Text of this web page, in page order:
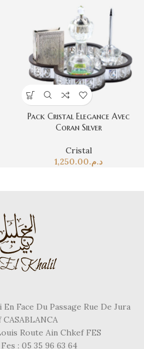
Pack Cristal Elegance Avec
Coran Silver
Cristal
د.م.1,250.00
Face Du Passage Rue De Jura
Route Ain Chkef FES
: 05 35 96 63 64